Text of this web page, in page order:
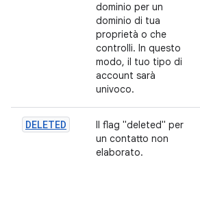
dominio per un
dominio di tua
proprietà o che
controlli. In questo
modo, il tuo tipo di
account sarà
univoco.
DELETED
Il flag "deleted" per
un contatto non
elaborato.